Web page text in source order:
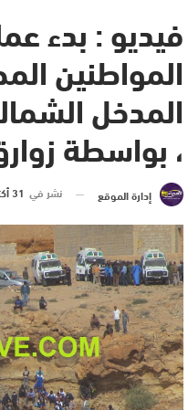
فيديو : بدء
المواطنين
المدخل
، بواسطة
إدارة الموقع نشر في 31 أكتوبر 2016 الساعة 5 و 13 دقيقة